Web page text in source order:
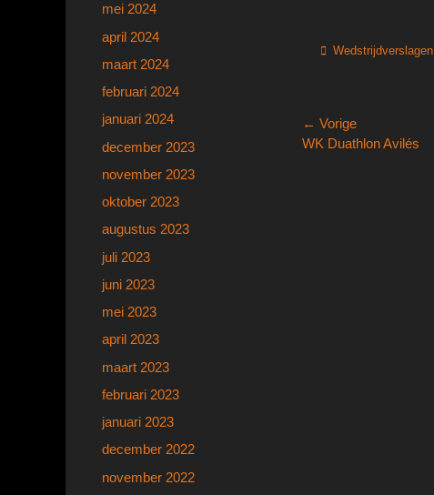
Categorieën
Wedstrijdverslagen
Bericht
navigatie
← Vorige
Vorig
WK Duathlon Avilés
mei 2024
april 2024
maart 2024
februari 2024
januari 2024
december 2023
november 2023
oktober 2023
augustus 2023
juli 2023
juni 2023
mei 2023
april 2023
maart 2023
februari 2023
januari 2023
december 2022
november 2022